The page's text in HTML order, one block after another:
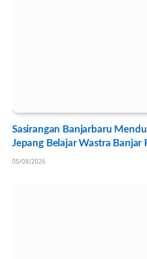
Sasirangan Banjarbaru
Jepang Belajar Wastra Banjar
05/08/2026